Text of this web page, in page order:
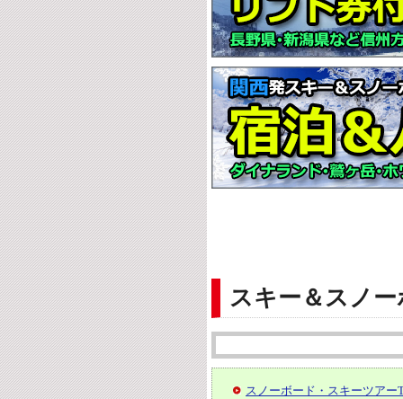
スキー＆スノ
スノーボード・スキーツアー